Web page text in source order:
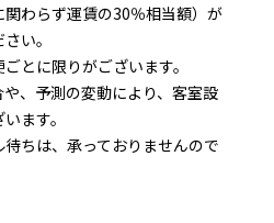
わらず運賃の30％相当額）が
い。
とに限りがございます。
、予測の変動により、客室設
ます。
ちは、承っておりませんので